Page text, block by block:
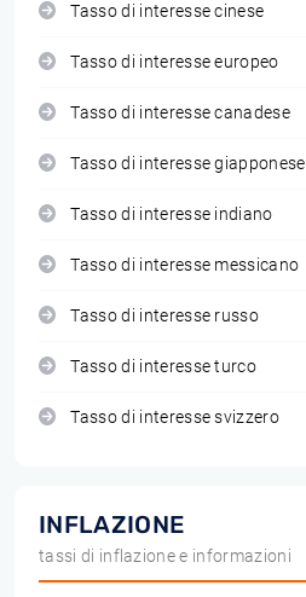
Tasso di interesse cinese
Tasso di interesse europeo
Tasso di interesse canadese
Tasso di interesse giapponese
Tasso di interesse indiano
Tasso di interesse messicano
Tasso di interesse russo
Tasso di interesse turco
Tasso di interesse svizzero
INFLAZIONE
tassi di inflazione e informazioni